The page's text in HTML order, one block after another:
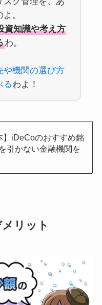
。
資知識や考え方
わ。
や機関の選び方
るわよ！
】iDeCoのおすすめ銘
引かない金融機関を
リット